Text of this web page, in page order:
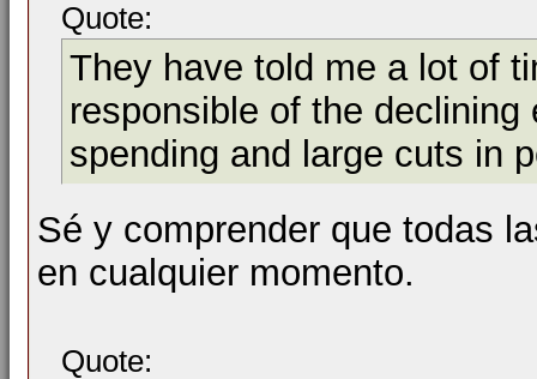
Quote:
They have told me a lot of
responsible of the
spending and large cuts in
Sé y comprender que todas
en cualquier momento.
Quote: